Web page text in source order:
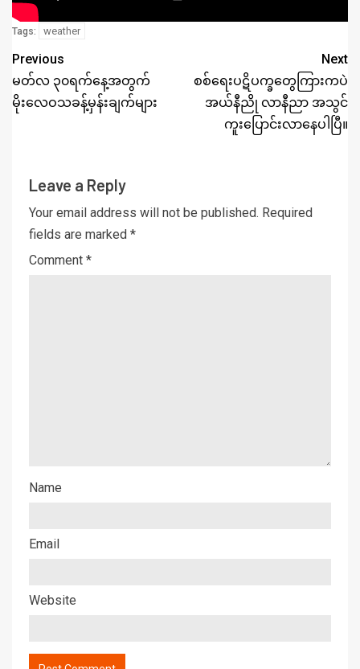
Tags: weather
Previous
မတ်လ ၃၀ရက်နေ့အတွက်
မိုးလေဝသခန့်မှန်းချက်များ
Next
စစ်ရေးပဋိပက္ခတွေကြားကပဲ
အယ်နီညို လာနီညာ အသွင်
ကူးပြောင်းလာနေပါပြီ။
Leave a Reply
Your email address will not be published. Required
fields are marked *
Comment *
Name
Email
Website